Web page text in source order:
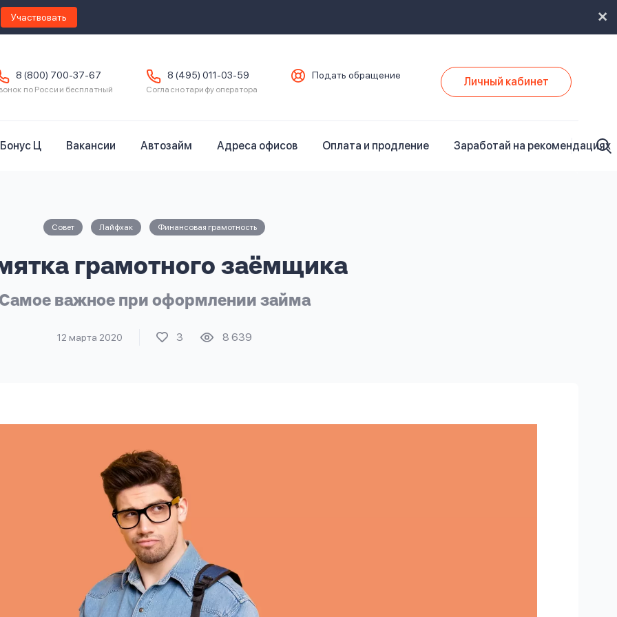
Участвовать
8 (800) 700-37-67
по России бесплатный
8 (495) 011-03-59
Согласно тарифу оператора
Подать обращение Личный кабинет
Бонус Ц Вакансии Автозайм Адреса офисов Оплата и продление Заработай на рекомендациях
Совет Лайфхак Финансовая грамотность
грамотного заёмщика
Самое важное при оформлении займа
12 марта 2020 3 8 639